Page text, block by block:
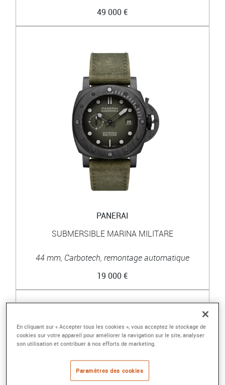
49 000 €
PANERAI
SUBMERSIBLE MARINA MILITARE
44 mm, Carbotech, remontage automatique
19 000 €
En cliquant sur « Accepter tous les cookies », vous acceptez le stockage de
cookies sur votre appareil pour améliorer la navigation sur le site, analyser
son utilisation et contribuer à nos efforts de marketing.
Paramètres des cookies